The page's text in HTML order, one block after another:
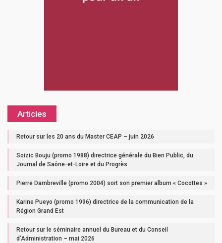
Articles
Retour sur les 20 ans du Master CEAP – juin 2026
Soizic Bouju (promo 1988) directrice générale du Bien Public, du
Journal de Saône-et-Loire et du Progrès
Pierre Dambreville (promo 2004) sort son premier album « Cocottes »
Karine Pueyo (promo 1996) directrice de la communication de la
Région Grand Est
Retour sur le séminaire annuel du Bureau et du Conseil
d’Administration – mai 2026